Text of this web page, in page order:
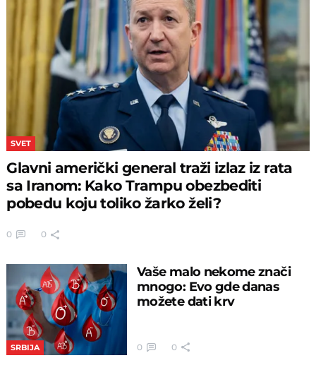
SVET
Glavni američki general traži izlaz iz rata
sa Iranom: Kako Trampu obezbediti
pobedu koju toliko žarko želi?
0 0
SRBIJA
Vaše malo nekome znači
mnogo: Evo gde danas
možete dati krv
0 0